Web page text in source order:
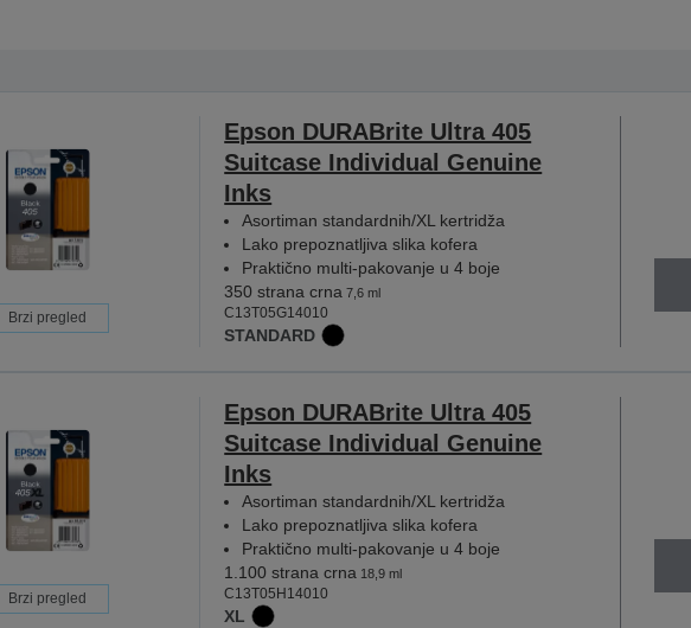
Brzi pregled
Epson DURABrite Ultra 405
Suitcase Individual Genuine
Inks
Asortiman standardnih/XL kertridža
Lako prepoznatljiva slika kofera
Praktično multi-pakovanje u 4 boje
350 strana crna 7,6 ml
C13T05G14010
STANDARD
Brzi pregled
Epson DURABrite Ultra 405
Suitcase Individual Genuine
Inks
Asortiman standardnih/XL kertridža
Lako prepoznatljiva slika kofera
Praktično multi-pakovanje u 4 boje
1.100 strana crna 18,9 ml
C13T05H14010
XL